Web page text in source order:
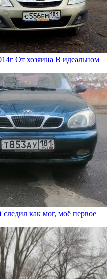
От хозяина В идеальном
как мог, моё первое